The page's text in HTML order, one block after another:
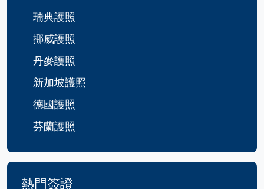
瑞典護照
挪威護照
丹麥護照
新加坡護照
德國護照
芬蘭護照
熱門簽證